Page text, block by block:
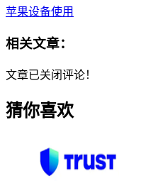
苹果设备使用
相关文章：
文章已关闭评论！
猜你喜欢